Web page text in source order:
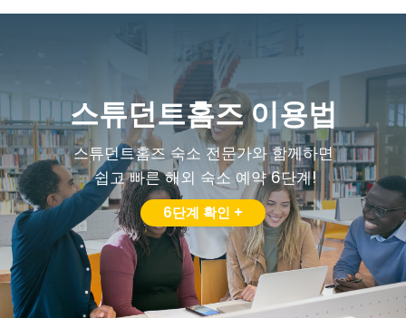
스튜던트홈즈 이용법
스튜던트홈즈 숙소 전문가와 함께하면
쉽고 빠른 해외 숙소 예약 6단계!
6단계 확인 +